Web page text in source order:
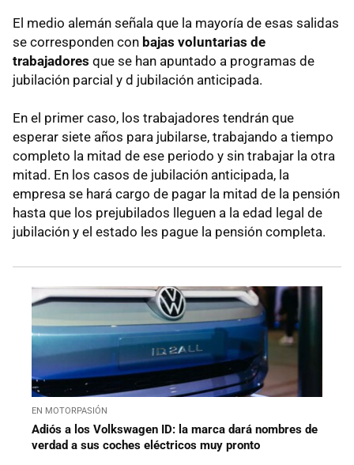
El medio alemán señala que la mayoría de esas salidas
se corresponden con bajas voluntarias de
trabajadores que se han apuntado a programas de
jubilación parcial y d jubilación anticipada.
En el primer caso, los trabajadores tendrán que
esperar siete años para jubilarse, trabajando a tiempo
completo la mitad de ese periodo y sin trabajar la otra
mitad. En los casos de jubilación anticipada, la
empresa se hará cargo de pagar la mitad de la pensión
hasta que los prejubilados lleguen a la edad legal de
jubilación y el estado les pague la pensión completa.
EN MOTORPASIÓN
Adiós a los Volkswagen ID: la marca dará nombres de
verdad a sus coches eléctricos muy pronto